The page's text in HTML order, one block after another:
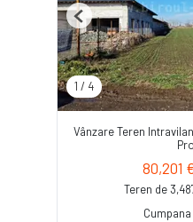
1 / 4
Previous
Vânzare Teren
80,201
Teren de
Cumpana